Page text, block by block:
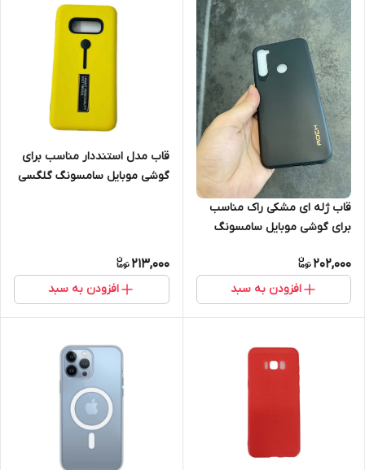
قاب ژله ای مشکی راک مناسب
برای گوشی موبایل سامسونگ
202,000
افزودن به سبد
قاب مدل استنددار مناسب برای
گوشی موبایل سامسونگ گلگسی
213,000
افزودن به سبد